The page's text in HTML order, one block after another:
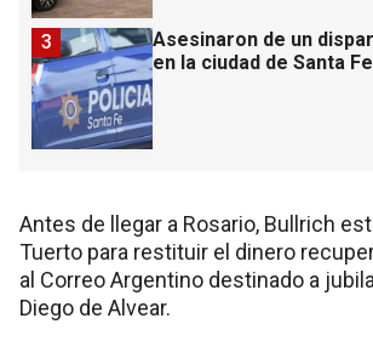
Asesinaron de un
en la ciudad de Santa Fe
3
Antes de llegar a Rosario, Bullrich
Tuerto para restituir el dinero
al Correo Argentino destinado a
Diego de Alvear.